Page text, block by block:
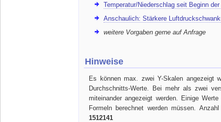
Temperatur/Niederschlag seit Beginn
Anschaulich: Stärkere
weitere Vorgaben gerne auf Anfrage
Hinweise
Es können max. zwei Y-Skalen angezeigt
Durchschnitts-Werte. Bei mehr als zwei
miteinander angezeigt werden. Einige
Formeln berechnet werden müssen.
1512141